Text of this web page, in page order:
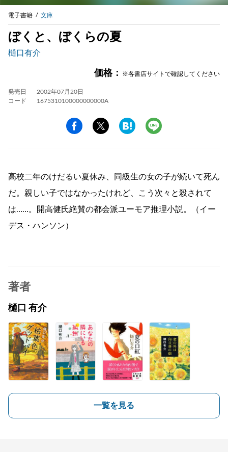
電子書籍 文庫
ぼくと、ぼくらの夏
樋口有介
価格： ※各書店サイトで確認してください
発売日
2002年07月20日
コード
1675310100000000000A
高校二年のけだるい夏休み、同級生の女の子が続いて死ん
だ。親しい子ではなかったけれど、こう次々と殺されて
は……。開高健氏絶賛の都会派ユーモア推理小説。（イー
デス・ハンソン）
著者
樋口 有介
一覧を見る